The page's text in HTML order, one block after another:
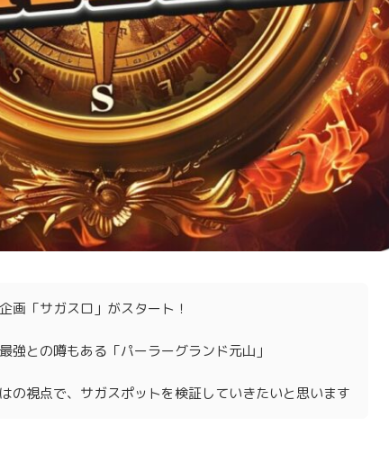
画「サガスロ」がスタート！
強との噂もある「パーラーグランド元山」
の視点で、サガスポットを検証していきたいと思います